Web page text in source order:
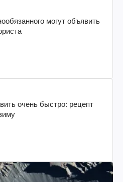
могут объявить
очень быстро: рецепт